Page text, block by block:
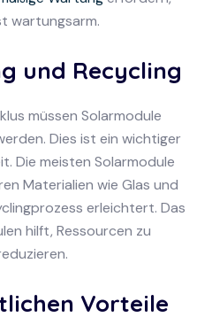
wartungsarm.
und Recycling
müssen Solarmodule
Dies ist ein wichtiger
Die meisten Solarmodule
Materialien wie Glas und
erleichtert. Das
hilft, Ressourcen zu
Vorteile